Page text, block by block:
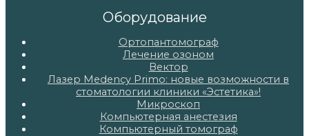
Оборудование
Ортопантомограф
Лечение озоном
Вектор
Лазер Medency Primo: новые возможности в
стоматологии клиники «Эстетика»!
Микроскоп
Компьютерная анестезия
Компьютерный томограф